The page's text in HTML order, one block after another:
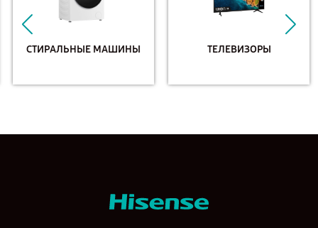
СТИРАЛЬНЫЕ МАШИНЫ ТЕЛЕВИЗОРЫ